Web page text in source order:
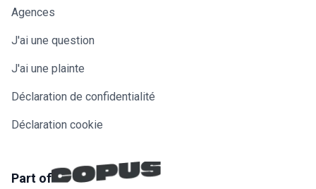
Agences
J'ai une question
J'ai une plainte
Déclaration de confidentialité
Déclaration cookie
Part of